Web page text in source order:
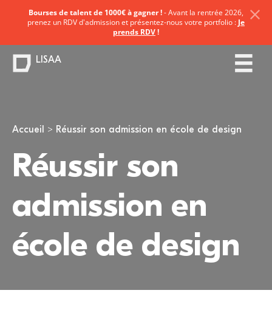
Vous êtes ici
Accueil Réussir son admission en école de design
Réussir son
admission en
école de design
Bourses de talent de 1000€ à gagner !- Avant la rentrée 2026,
prenez un RDV d'admission et présentez-nous votre portfolio : Je
prends RDV!
LISAA